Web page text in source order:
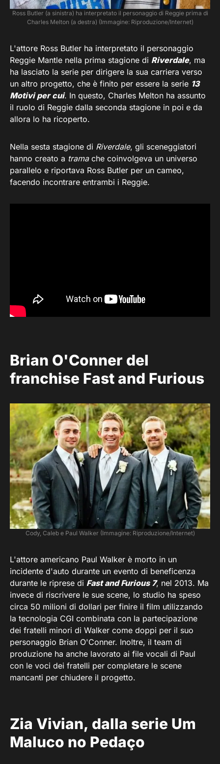
Ross Butler (a sinistra) ha interpretato il personaggio di Reggie prima di
Charles Melton (a destra) (Immagine: Riproduzione/Internet)
L'attore Ross Butler ha interpretato il personaggio
Reggie Mantle nella prima stagione di Riverdale, ma
ha lasciato la serie per dirigere la sua carriera verso
un altro progetto, che è finito per essere la serie 13
Motivi per cui. In questo, Charles Melton ha assunto
il ruolo di Reggie dalla seconda stagione in poi e da
allora lo ha ricoperto.
Nella sesta stagione di Riverdale, gli sceneggiatori
hanno creato a trama che coinvolgeva un universo
parallelo e riportava Ross Butler per un cameo,
facendo incontrare entrambi i Reggie.
Brian O'Conner del
franchise Fast and Furious
Cody, Caleb e Paul Walker (Immagine: Riproduzione/Internet)
L'attore americano Paul Walker è morto in un
incidente d'auto durante un evento di beneficenza
durante le riprese di Fast and Furious 7, nel 2013. Ma
invece di riscrivere le sue scene, lo studio ha speso
circa 50 milioni di dollari per finire il film utilizzando
la tecnologia CGI combinata con la partecipazione
dei fratelli minori di Walker come doppi per il suo
personaggio Brian O'Conner. Inoltre, il team di
produzione ha anche lavorato ai file vocali di Paul
con le voci dei fratelli per completare le scene
mancanti per chiudere il progetto.
Zia Vivian, dalla serie Um
Maluco no Pedaço